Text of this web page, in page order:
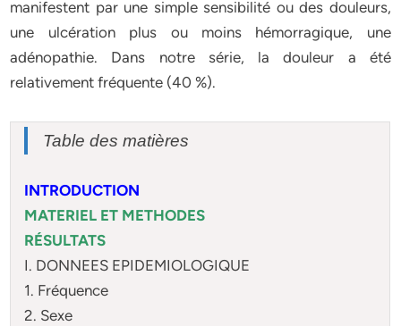
manifestent par une simple sensibilité ou des douleurs,
une ulcération plus ou moins hémorragique, une
adénopathie. Dans notre série, la douleur a été
relativement fréquente (40 %).
Table des matières
INTRODUCTION
MATERIEL ET METHODES
RÉSULTATS
I. DONNEES EPIDEMIOLOGIQUE
1. Fréquence
2. Sexe